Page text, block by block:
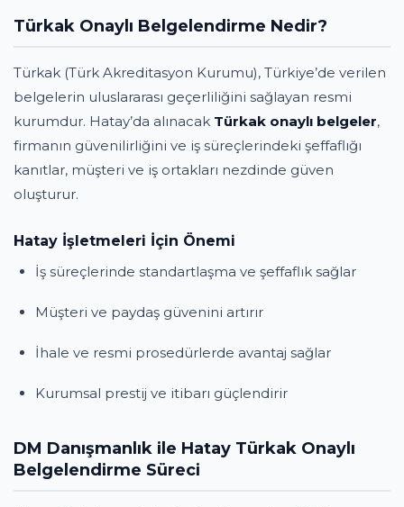
Türkak Onaylı Belgelendirme Nedir?
Türkak (Türk Akreditasyon Kurumu), Türkiye’de verilen
belgelerin uluslararası geçerliliğini sağlayan resmi
kurumdur. Hatay’da alınacak Türkak onaylı belgeler,
firmanın güvenilirliğini ve iş süreçlerindeki şeffaflığı
kanıtlar, müşteri ve iş ortakları nezdinde güven
oluşturur.
Hatay İşletmeleri İçin Önemi
İş süreçlerinde standartlaşma ve şeffaflık sağlar
Müşteri ve paydaş güvenini artırır
İhale ve resmi prosedürlerde avantaj sağlar
Kurumsal prestij ve itibarı güçlendirir
DM Danışmanlık ile Hatay Türkak Onaylı
Belgelendirme Süreci